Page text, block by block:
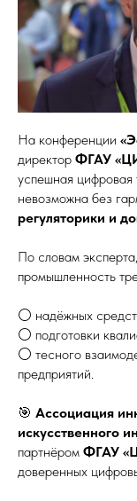
На конференции
директор ФГАУ
успешная
невозможна без
регуляторики и
По словам
промышленность
⚪️ надёжных
⚪️ подготовки
⚪️ тесного
предприятий.
🎯 Ассоциация
искусственного
партнёром ФГАУ
доверенных